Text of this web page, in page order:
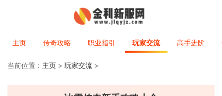
主页 传奇攻略 职业指引 玩家交流 高手进阶
当前位置： 主页 > 玩家交流 >